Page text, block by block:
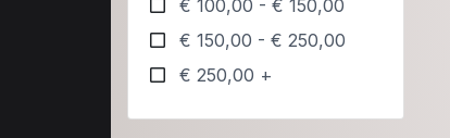
€ 100,00 - € 150,00
€ 150,00 - € 250,00
€ 250,00 +